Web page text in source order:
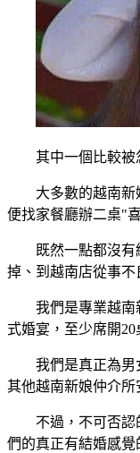
其中一個比較被
大多數的越南
便找家餐廳辦二桌"
既然一點都沒
掉、到越南店從事不
我們是專業越
式婚宴，至少席開
我們是真正為
其他越南新娘仲介所
不過，不可否
們的真正有結婚感覺